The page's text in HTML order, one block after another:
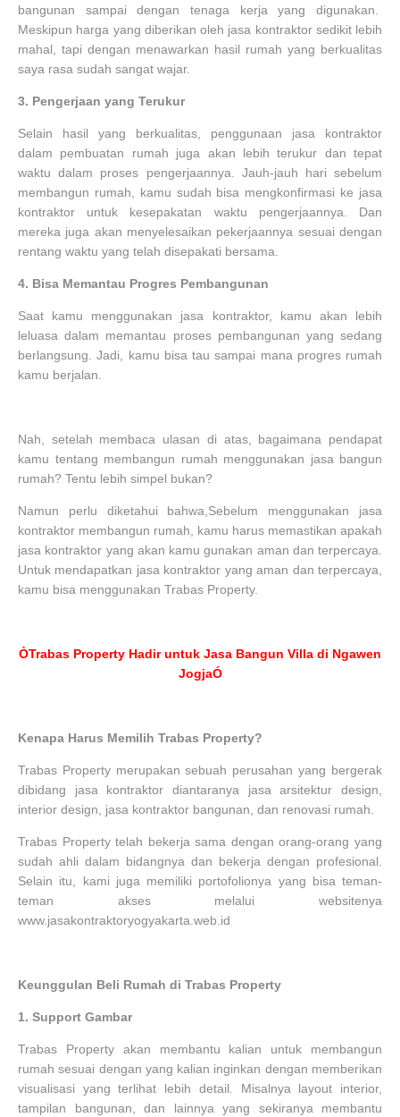
bangunan sampai dengan tenaga kerja yang digunakan.
Meskipun harga yang diberikan oleh jasa kontraktor sedikit lebih
mahal, tapi dengan menawarkan hasil rumah yang berkualitas
saya rasa sudah sangat wajar.
3. Pengerjaan yang Terukur
Selain hasil yang berkualitas, penggunaan jasa kontraktor
dalam pembuatan rumah juga akan lebih terukur dan tepat
waktu dalam proses pengerjaannya. Jauh-jauh hari sebelum
membangun rumah, kamu sudah bisa mengkonfirmasi ke jasa
kontraktor untuk kesepakatan waktu pengerjaannya. Dan
mereka juga akan menyelesaikan pekerjaannya sesuai dengan
rentang waktu yang telah disepakati bersama.
4. Bisa Memantau Progres Pembangunan
Saat kamu menggunakan jasa kontraktor, kamu akan lebih
leluasa dalam memantau proses pembangunan yang sedang
berlangsung. Jadi, kamu bisa tau sampai mana progres rumah
kamu berjalan.
Nah, setelah membaca ulasan di atas, bagaimana pendapat
kamu tentang membangun rumah menggunakan jasa bangun
rumah? Tentu lebih simpel bukan?
Namun perlu diketahui bahwa,Sebelum menggunakan jasa
kontraktor membangun rumah, kamu harus memastikan apakah
jasa kontraktor yang akan kamu gunakan aman dan terpercaya.
Untuk mendapatkan jasa kontraktor yang aman dan terpercaya,
kamu bisa menggunakan Trabas Property.
ÒTrabas Property Hadir untuk Jasa Bangun Villa di Ngawen
JogjaÓ
Kenapa Harus Memilih Trabas Property?
Trabas Property merupakan sebuah perusahan yang bergerak
dibidang jasa kontraktor diantaranya jasa arsitektur design,
interior design, jasa kontraktor bangunan, dan renovasi rumah.
Trabas Property telah bekerja sama dengan orang-orang yang
sudah ahli dalam bidangnya dan bekerja dengan profesional.
Selain itu, kami juga memiliki portofolionya yang bisa teman-
teman akses melalui websitenya
www.jasakontraktoryogyakarta.web.id
Keunggulan Beli Rumah di Trabas Property
1. Support Gambar
Trabas Property akan membantu kalian untuk membangun
rumah sesuai dengan yang kalian inginkan dengan memberikan
visualisasi yang terlihat lebih detail. Misalnya layout interior,
tampilan bangunan, dan lainnya yang sekiranya membantu